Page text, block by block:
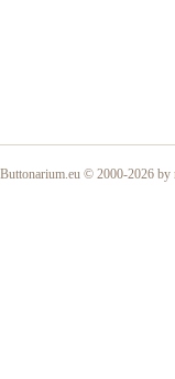
Buttonarium.eu © 2000-2026